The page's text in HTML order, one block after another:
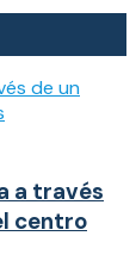
a través
centro